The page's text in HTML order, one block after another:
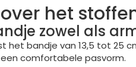
het
zowel als
het bandje van 13,5 tot
comfortabele pasvorm.